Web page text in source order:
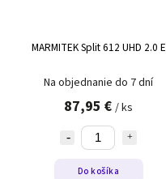
MARMITEK Split 612 UHD 2.0 E
Na objednanie do 7 dní
87,95 € / ks
Do košíka